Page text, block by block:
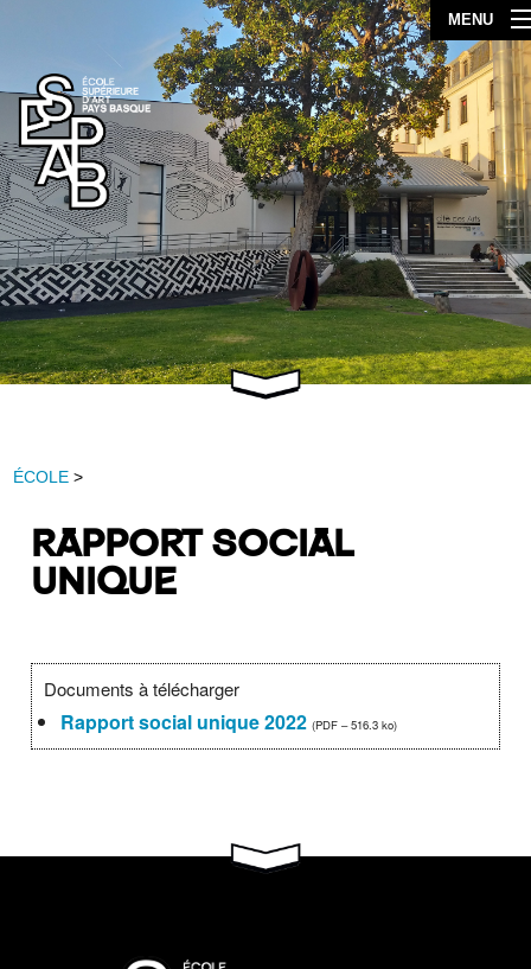
MENU
ÉCOLE >
RAPPORT SOCIAL
UNIQUE
Documents à télécharger
Rapport social unique 2022 (PDF – 516.3 ko)